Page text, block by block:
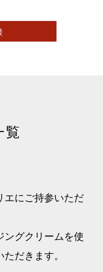
覧
エにご持参いただ
ングクリームを使
だきます。